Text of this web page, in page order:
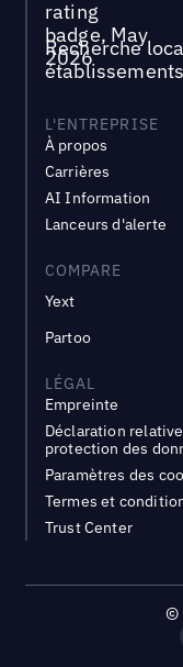
Recherche
L'ENTREPRISE
À propos
Carrières
AI Information
Lanceurs d'alerte
COMPARE
Yext
Partoo
LÉGAL
Empreinte
Déclaration
protection des
Paramètres des
Termes et
Trust Center
©